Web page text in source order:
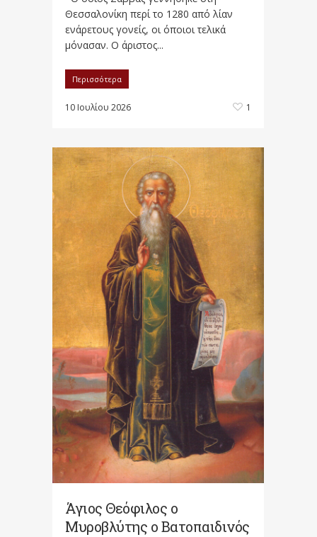
Θεσσαλονίκη περί το 1280 από λίαν
ενάρετους γονείς, οι όποιοι τελικά
μόνασαν. Ο άριστος...
Περισσότερα
10 Ιουλίου 2026 1
Άγιος Θεόφιλος ο
Μυροβλύτης ο Βατοπαιδινός